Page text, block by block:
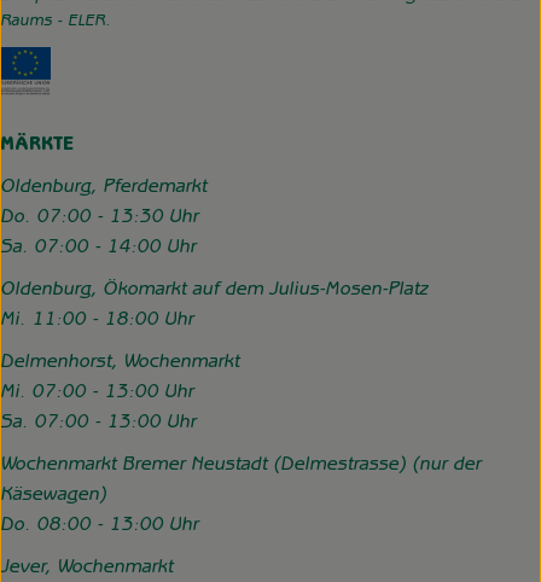
Raums - ELER.
MÄRKTE
Oldenburg, Pferdemarkt
Do. 07:00 - 13:30 Uhr
Sa. 07:00 - 14:00 Uhr
Oldenburg, Ökomarkt auf dem Julius-Mosen-Platz
Mi. 11:00 - 18:00 Uhr
Delmenhorst, Wochenmarkt
Mi. 07:00 - 13:00 Uhr
Sa. 07:00 - 13:00 Uhr
Wochenmarkt Bremer Neustadt (Delmestrasse) (nur der
Käsewagen)
Do. 08:00 - 13:00 Uhr
Jever, Wochenmarkt